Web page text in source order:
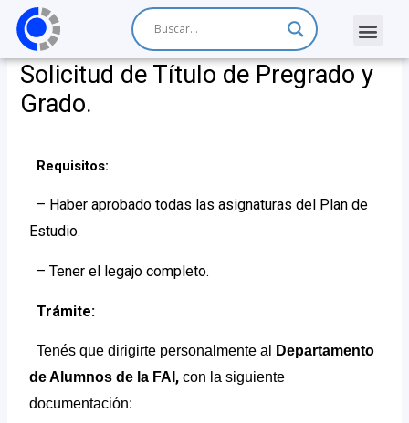
Solicitud de Título de Pregrado y
Grado.
Requisitos:
– Haber aprobado todas las asignaturas del Plan de
Estudio.
– Tener el legajo completo.
Trámite:
Tenés que dirigirte personalmenteal
Departamento
de Alumnos de la FAI , con la siguiente
documentación: